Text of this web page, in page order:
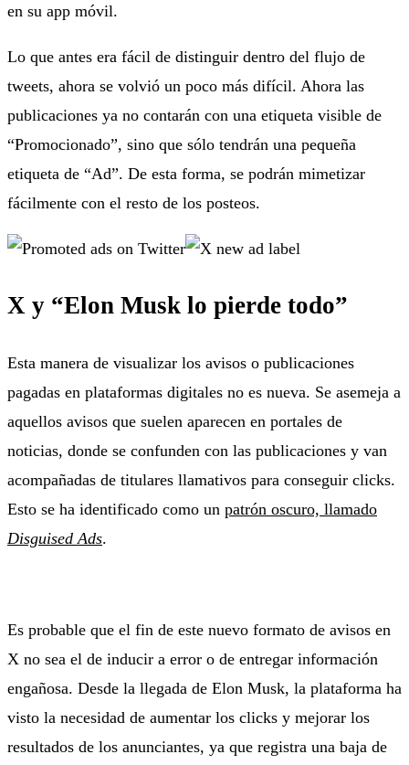
en su app móvil.
Lo que antes era fácil de distinguir dentro del flujo de
tweets, ahora se volvió un poco más difícil. Ahora las
publicaciones ya no contarán con una etiqueta visible de
“Promocionado”, sino que sólo tendrán una pequeña
etiqueta de “Ad”. De esta forma, se podrán mimetizar
fácilmente con el resto de los posteos.
X y “Elon Musk lo pierde todo”
Esta manera de visualizar los avisos o publicaciones
pagadas en plataformas digitales no es nueva. Se asemeja a
aquellos avisos que suelen aparecen en portales de
noticias, donde se confunden con las publicaciones y van
acompañadas de titulares llamativos para conseguir clicks.
Esto se ha identificado como un patrón oscuro, llamado
Disguised Ads.
Es probable que el fin de este nuevo formato de avisos en
X no sea el de inducir a error o de entregar información
engañosa. Desde la llegada de Elon Musk, la plataforma ha
visto la necesidad de aumentar los clicks y mejorar los
resultados de los anunciantes, ya que registra una baja de